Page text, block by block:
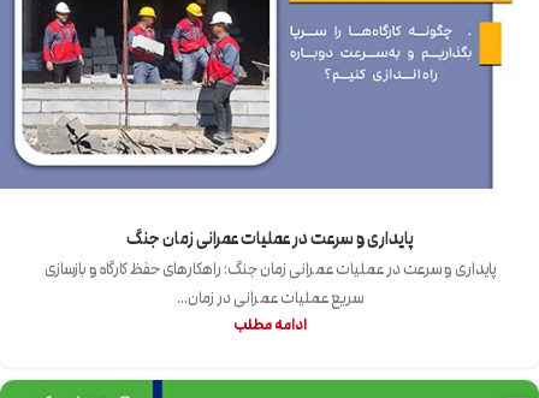
پایداری و سرعت در عملیات عمرانی زمان جنگ
پایداری و سرعت در عملیات عمرانی زمان جنگ: راهکارهای حفظ کارگاه و بازسازی
سریع عملیات عمرانی در زمان...
ادامه مطلب